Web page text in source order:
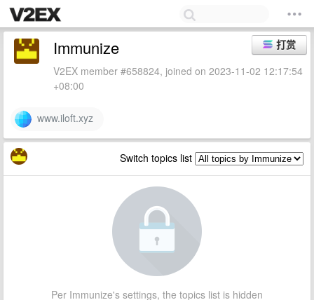
打赏
Immunize
V2EX member #658824, joined on 2023-11-02 12:17:54
+08:00
www.iloft.xyz
Switch topics list
Per Immunize's settings, the topics list is hidden